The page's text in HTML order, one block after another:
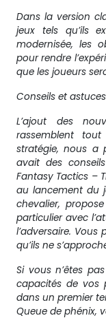
Dans la version
jeux tels qu’ils
modernisée, les
pour rendre
que les joueurs
Conseils et
L’ajout des
rassemblent
stratégie, nous a
avait des
Fantasy Tactics –
au lancement du
chevalier,
particulier avec
l’adversaire.
qu’ils ne
Si vous n’êtes
capacités de vos
dans un premier
Queue de phénix,